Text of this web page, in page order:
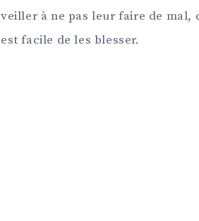
veiller à ne pas leur faire de mal,
est facile de les blesser.